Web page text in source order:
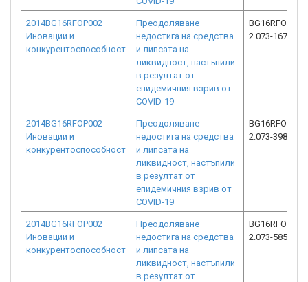
2014BG16RFOP002
Иновации и
конкурентоспособност
Преодоляване
недостига на средства
и липсата на
ликвидност, настъпили
в резултат от
епидемичния взрив от
COVID-19
BG16RFOP002-
2.073-16799-
2014BG16RFOP002
Иновации и
конкурентоспособност
Преодоляване
недостига на средства
и липсата на
ликвидност, настъпили
в резултат от
епидемичния взрив от
COVID-19
BG16RFOP002-
2.073-3981-
2014BG16RFOP002
Иновации и
конкурентоспособност
Преодоляване
недостига на средства
и липсата на
ликвидност, настъпили
в резултат от
BG16RFOP002-
2.073-5850-